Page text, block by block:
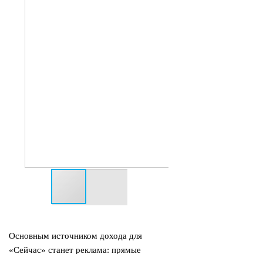
Основным источником дохода для
«Сейчас» станет реклама: прямые